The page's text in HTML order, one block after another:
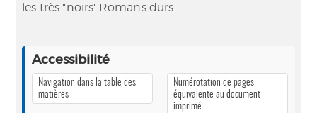
les très "noirs' Romans durs
Accessibilité
Navigation dans la table des
matières
Numérotation de pages
équivalente au document
imprimé